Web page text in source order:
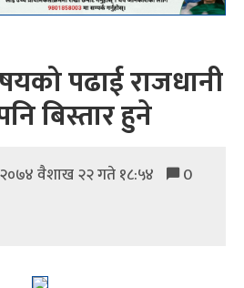
पढाई राजधानी
बिस्तार हुने
२०७४ वैशाख २२ गते १८:५४ 0